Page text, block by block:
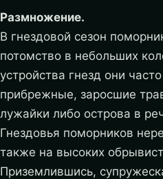
Размножение.
В гнездовой сезон
потомство в небольших
устройства гнезд они
прибрежные, заросшие
лужайки либо острова в
Гнездовья поморников
также на высоких
Приземлившись,